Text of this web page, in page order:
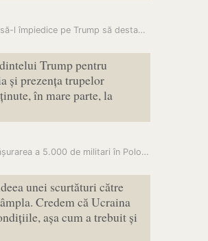
Politico: Cum încearcă Europa să-l împiedice pe Trump să destabilizeze…
Trump pentru
și prezența trupelor
în mare parte, la
Anunțul lui Trump privind desfășurarea a 5.000 de militari în Polonia…
unei scurtături către
Credem că Ucraina
așa cum a trebuit și